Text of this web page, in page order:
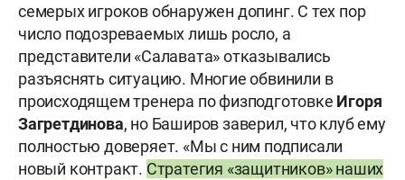
семерых игроков обнаружен допинг. С тех пор
число подозреваемых лишь росло, а
представители «Салавата» отказывались
разъяснять ситуацию. Многие обвинили в
происходящем тренера по физподготовке Игоря
Загретдинова, но Баширов заверил, что клуб ему
полностью доверяет. «Мы с ним подписали
новый контракт. Стратегия «защитников» наших